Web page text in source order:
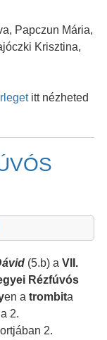
Papczun Mária,
Krisztina,
itt nézheted
(5.b) a VII.
Rézfúvós
en a trombita
2.
2.